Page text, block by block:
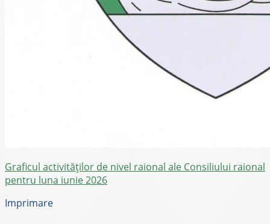
Graficul activităților de nivel raional ale Consiliului raional
pentru luna iunie 2026
Imprimare